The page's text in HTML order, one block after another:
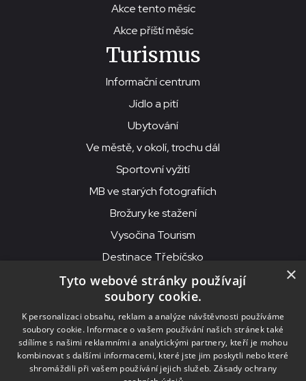
Akce tento měsíc
Akce příští měsíc
Turismus
Informační centrum
Jídlo a pití
Ubytování
Ve městě, v okolí, trochu dál
Sportovní vyžití
MB ve starých fotografiích
Brožury ke stažení
Vysočina Tourism
Destinace Třebíčsko
© 2026MKS Beseda Mor. Budějovice
MKS Beseda, příspěvková organizace, Purcnerova 62, 676 02
Moravské Budějovice
IČO: 00091758, DIČ: CZ00091758, ID datové schránky: chjn2kd
×
Tyto webové stránky používají
soubory cookie.
K personalizaci obsahu, reklam a analýze návštěvnosti používáme
soubory cookie. Informace o vašem používání našich stránek také
sdílíme s našimi reklamními a analytickými partnery, kteří je mohou
kombinovat s dalšími informacemi, které jste jim poskytli nebo které
shromáždili při vašem používání jejich služeb. Zásady ochrany